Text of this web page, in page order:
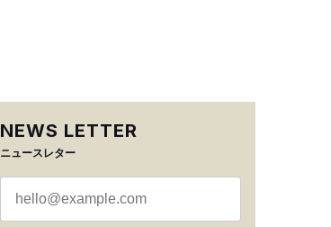
NEWS LETTER
ニュースレター